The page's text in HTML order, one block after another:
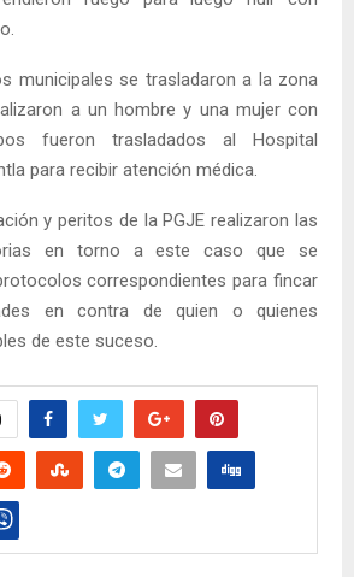
municipales se trasladaron a la zona
a un hombre y una mujer con
fueron trasladados al Hospital
para recibir atención médica.
y peritos de la PGJE realizaron las
en torno a este caso que se
correspondientes para fincar
en contra de quien o quienes
de este suceso.